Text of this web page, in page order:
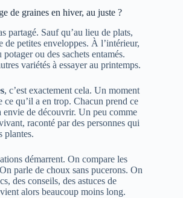
de graines en hiver, au juste ?
partagé. Sauf qu’au lieu de plats,
de petites enveloppes. À l’intérieur,
ou des sachets entamés.
variétés à essayer au printemps.
, c’est exactement cela. Un moment
ce qu’il a en trop. Chacun prend ce
envie de découvrir. Un peu comme
raconté par des personnes qui
plantes.
démarrent. On compare les
parle de choux sans pucerons. On
des conseils, des astuces de
alors beaucoup moins long.